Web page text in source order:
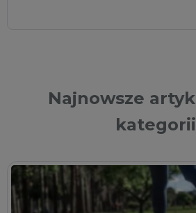
Najnowsze
kategorii